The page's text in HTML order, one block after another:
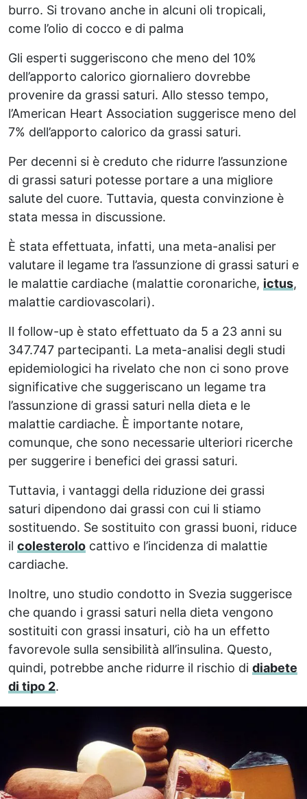
burro. Si trovano anche in alcuni oli tropicali,
come l’olio di cocco e di palma
Gli esperti suggeriscono che meno del 10%
dell’apporto calorico giornaliero dovrebbe
provenire da grassi saturi. Allo stesso tempo,
l’American Heart Association suggerisce meno del
7% dell’apporto calorico da grassi saturi.
Per decenni si è creduto che ridurre l’assunzione
di grassi saturi potesse portare a una migliore
salute del cuore. Tuttavia, questa convinzione è
stata messa in discussione.
È stata effettuata, infatti, una meta-analisi per
valutare il legame tra l’assunzione di grassi saturi e
le malattie cardiache (malattie coronariche, ictus,
malattie cardiovascolari).
Il follow-up è stato effettuato da 5 a 23 anni su
347.747 partecipanti. La meta-analisi degli studi
epidemiologici ha rivelato che non ci sono prove
significative che suggeriscano un legame tra
l’assunzione di grassi saturi nella dieta e le
malattie cardiache. È importante notare,
comunque, che sono necessarie ulteriori ricerche
per suggerire i benefici dei grassi saturi.
Tuttavia, i vantaggi della riduzione dei grassi
saturi dipendono dai grassi con cui li stiamo
sostituendo. Se sostituito con grassi buoni, riduce
il colesterolo cattivo e l’incidenza di malattie
cardiache.
Inoltre, uno studio condotto in Svezia suggerisce
che quando i grassi saturi nella dieta vengono
sostituiti con grassi insaturi, ciò ha un effetto
favorevole sulla sensibilità all’insulina. Questo,
quindi, potrebbe anche ridurre il rischio di diabete
di tipo 2.